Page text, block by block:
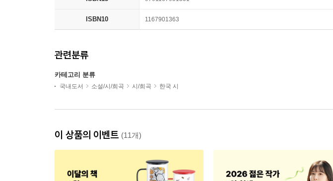
ISBN10 1167901363
관련분류
카테고리 분류
국내도서 소설/시/희곡 시/희곡 한국 시
이 상품의 이벤트 (11개)